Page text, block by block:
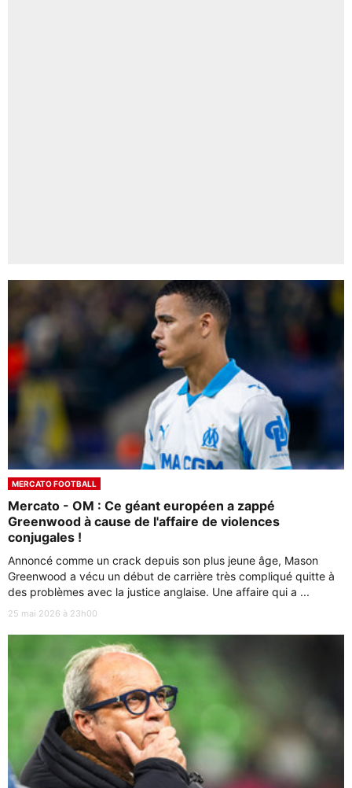
MERCATO FOOTBALL
Mercato - OM : Ce géant européen a zappé
Greenwood à cause de l'affaire de violences
conjugales !
Annoncé comme un crack depuis son plus jeune âge, Mason
Greenwood a vécu un début de carrière très compliqué quitte à
des problèmes avec la justice anglaise. Une affaire qui a ...
25 mai 2026 à 23h00